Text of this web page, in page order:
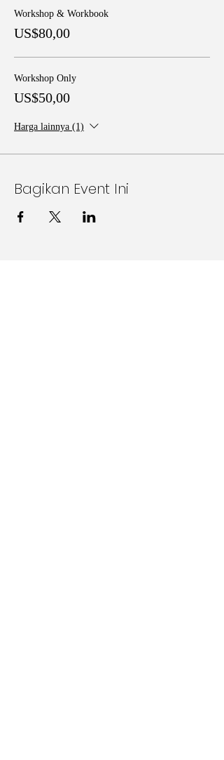
Workshop & Workbook
US$80,00
Workshop Only
US$50,00
Harga lainnya (1)
Bagikan Event Ini